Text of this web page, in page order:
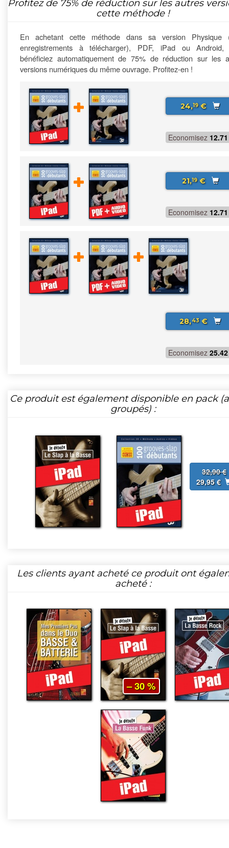
Profitez de 75%de réduction sur les autres
cette méthode !
En achetant cette méthode dans sa version Physique
enregistrements à télécharger), PDF, iPad ou Android,
bénéficiez automatiquement de 75% de réduction sur les
versions numériques du même ouvrage. Profitez-en !
24,19€
Economisez 12.71
21,19€
Economisez 12.71
28,43€
Economisez 25.42
Ce produit est également disponible en pack
groupés) :
32,90 €
29,95 €
Les clients ayant acheté ce produit ont
acheté :
– 30 %